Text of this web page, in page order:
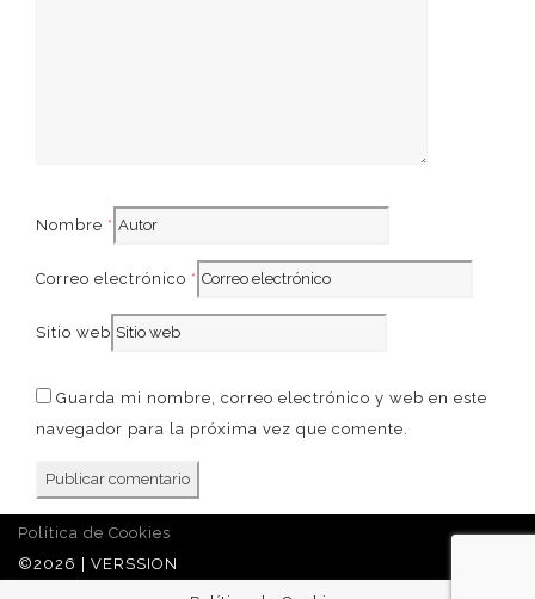
Nombre *
Correo electrónico *
Sitio web
Guarda mi nombre, correo electrónico y web en este
navegador para la próxima vez que comente.
Política de Cookies
©2026 | VERSSION